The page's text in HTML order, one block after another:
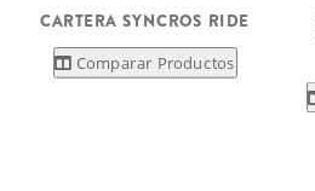
CARTERA SYNCROS RIDE
Comparar Productos